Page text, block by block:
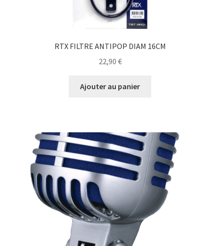
RTX FILTRE ANTIPOP DIAM 16CM
22,90 €
Ajouter au panier